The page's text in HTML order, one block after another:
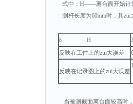
式中：H——离台面开始计
测杆长度为60mm时，其zui
δ H
反映在工件上的zui大误差
反映在记录图上的zui大误差
当被测截面离台面较高时